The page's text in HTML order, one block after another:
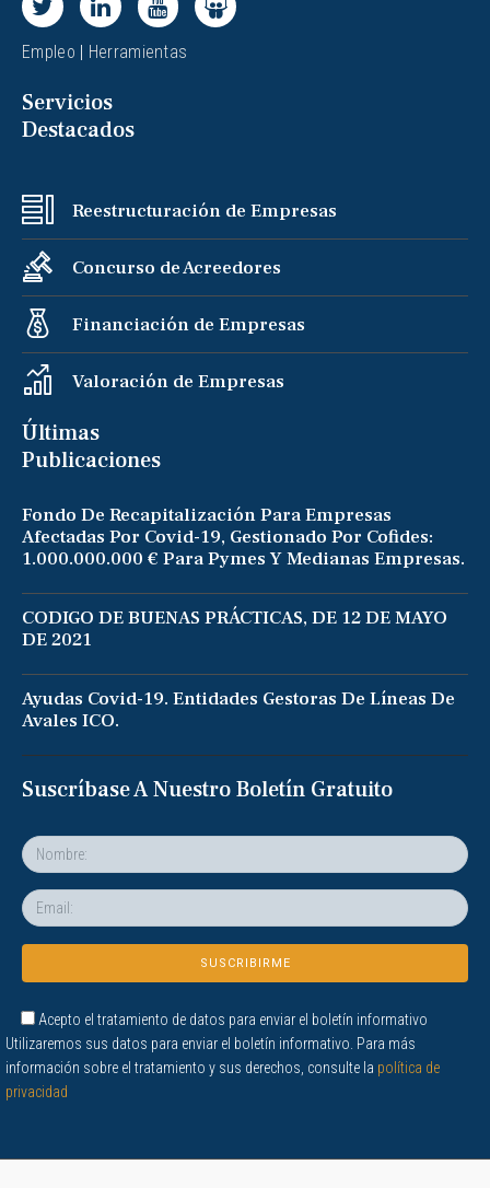
Empleo Herramientas
Servicios
Destacados
Reestructuración de Empresas
Concurso de Acreedores
Financiación de Empresas
Valoración de Empresas
Últimas
Publicaciones
Fondo De Recapitalización Para Empresas
Afectadas Por Covid-19, Gestionado Por Cofides:
1.000.000.000 € Para Pymes Y Medianas Empresas.
CODIGO DE BUENAS PRÁCTICAS, DE 12 DE MAYO
DE 2021
Ayudas Covid-19. Entidades Gestoras De Líneas De
Avales ICO.
Suscríbase A Nuestro Boletín Gratuito
Acepto el tratamiento de datos para enviar el boletín informativo
Utilizaremos sus datos para enviar el boletín informativo. Para más
información sobre el tratamiento y sus derechos, consulte la política de
privacidad